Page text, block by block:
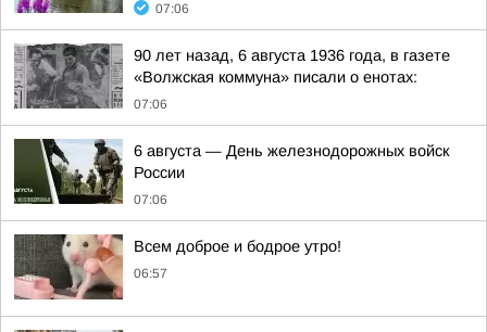
07:06
90 лет назад, 6 августа 1936 года, в газете
«Волжская коммуна» писали о енотах:
07:06
6 августа — День железнодорожных войск
России
07:06
Всем доброе и бодрое утро!
06:57